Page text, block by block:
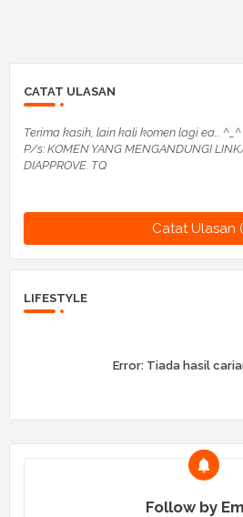
CATAT ULASAN
Terima kasih, lain kali komen lagi ea... ^_^
P/s: KOMEN YANG MENGANDUNGI
DIAPPROVE. TQ
Catat Ulasan
LIFESTYLE
Error:Tiada hasil
Follow by